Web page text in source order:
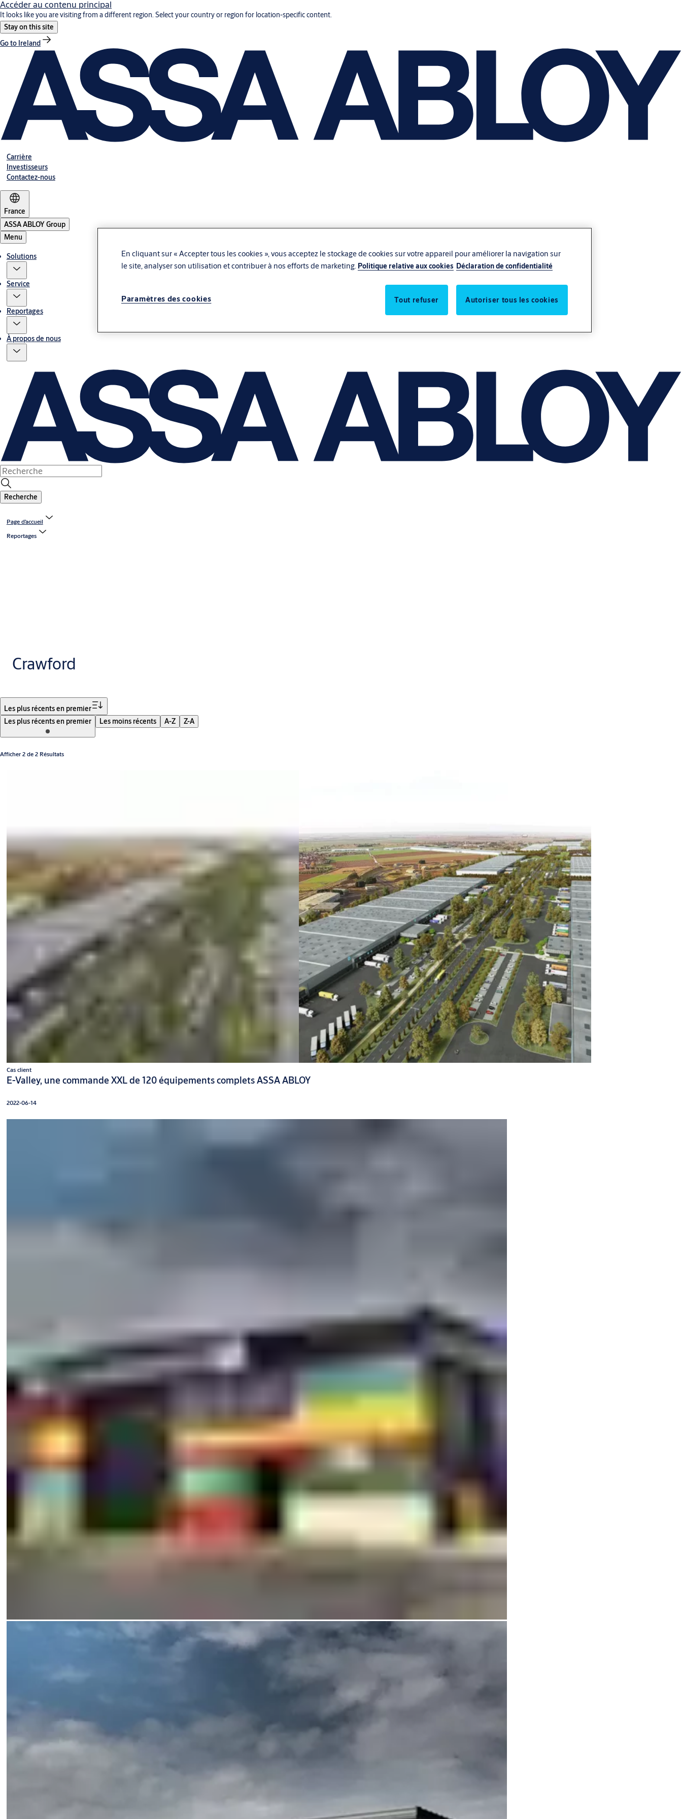
Accéder au contenu principal
It looks like you are visiting from a different region. Select your country or region for location-specific content.
Stay on this site
Go to Ireland
Carrière
Investisseurs
Contactez-nous
France
ASSA ABLOY Group
Menu
Solutions
Service
Reportages
À propos de nous
Recherche
Page d’accueil
Reportages
Crawford
Les plus récents en premier
Les plus récents en premier
Les moins récents A-Z Z-A
Afficher 2 de 2 Résultats
Cas client
E-Valley, une commande XXL de 120 équipements complets ASSA ABLOY
2022-06-14
En cliquant sur « Accepter tous les cookies », vous acceptez le stockage de cookies sur votre appareil pour améliorer la navigation sur
le site, analyser son utilisation et contribuer à nos efforts de marketing. Politique relative aux cookies Déclaration de confidentialité
Paramètres des cookies Tout refuser Autoriser tous les cookies